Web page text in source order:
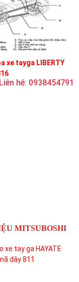
xe tayga LIBERTY
Liên hệ: 0938454791
MITSUBOSHI